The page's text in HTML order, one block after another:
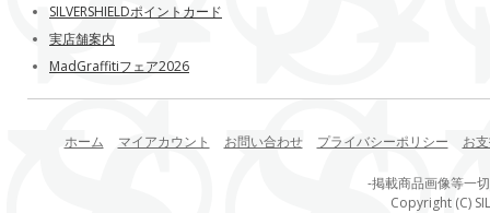
SILVERSHIELDポイントカード
実店舗案内
MadGraffitiフェア2026
ホーム マイアカウント お問い合わせ プライバシーポリシー お
-掲載商品画像等一
Copyright (C)